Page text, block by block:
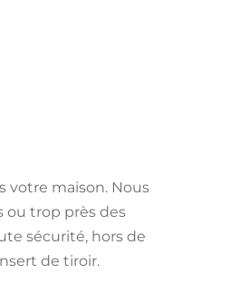
votre maison. Nous
ou trop près des
sécurité, hors de
de tiroir.